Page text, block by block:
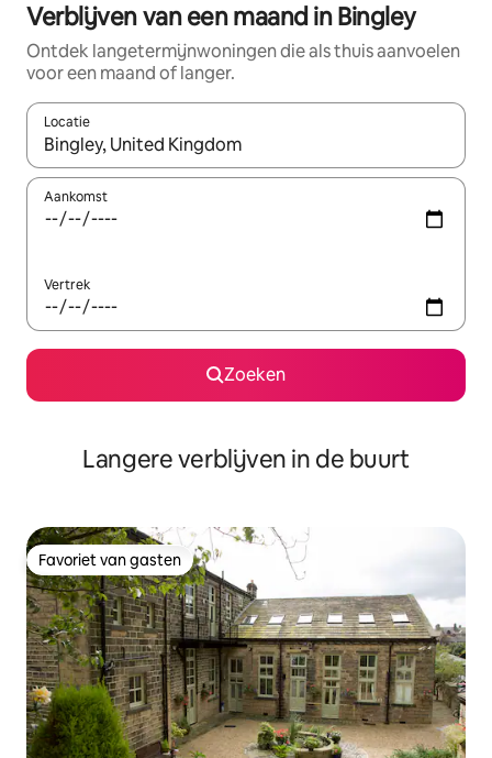
Verblijven van een maand in Bingley
Ontdek langetermijnwoningen die als thuis aanvoelen
voor een maand of langer.
Locatie
Wanneer er resultaten beschikbaar zijn, maak je een keuze
Aankomst
Vertrek
Zoeken
Langere verblijven in de buurt
Favoriet van gasten
Favoriet van gasten